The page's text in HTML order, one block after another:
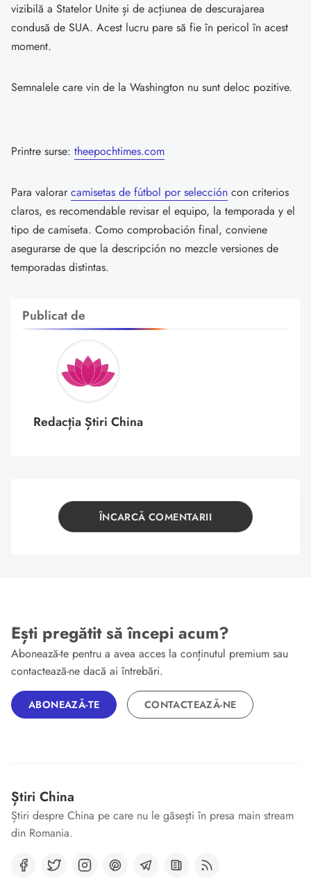
vizibilă a Statelor Unite și de acțiunea de descurajarea
condusă de SUA. Acest lucru pare să fie în pericol în acest
moment.
Semnalele care vin de la Washington nu sunt deloc pozitive.
Printre surse: theepochtimes.com
Para valorarcamisetas de fútbol por selección con criterios
claros, es recomendable revisar el equipo, la temporada y el
tipo de camiseta. Como comprobación final, conviene
asegurarse de que la descripción no mezcle versiones de
temporadas distintas.
Publicat de
Redacția Știri China
ÎNCARCĂ COMENTARII
Ești pregătit să începi acum?
Abonează-te pentru a avea acces la conținutul premium sau
contactează-ne dacă ai întrebări.
ABONEAZĂ-TE CONTACTEAZĂ-NE
Știri China
Știri despre China pe care nu le găsești în presa main stream
din Romania.